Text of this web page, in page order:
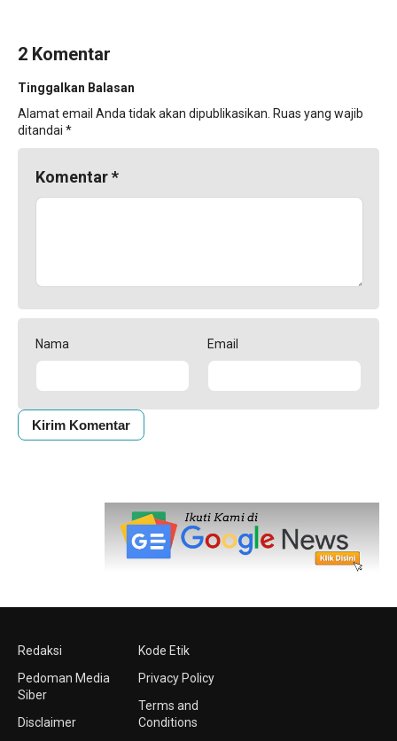
2 Komentar
Tinggalkan Balasan
Alamat email Anda tidak akan dipublikasikan. Ruas yang wajib
ditandai *
Komentar*
Nama Email
Redaksi
Pedoman Media
Siber
Disclaimer
Kode Etik
Privacy Policy
Terms and
Conditions